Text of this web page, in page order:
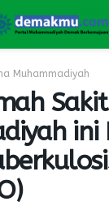
Muhammadiyah
Sakit
ini